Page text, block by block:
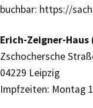
buchbar: https://
Erich-Zeigner-
Zschochersche
04229 Leipzig
Impfzeiten: Montag